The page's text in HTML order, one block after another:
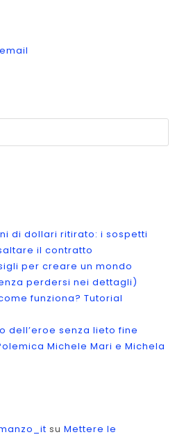
di dollari ritirato: i sospetti
il contratto
per creare un mondo
perdersi nei dettagli)
funziona? Tutorial
dell’eroe senza lieto fine
Michele Mari e Michela
suMettere le